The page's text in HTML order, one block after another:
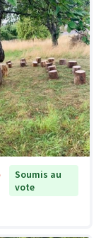
Soumis au
vote